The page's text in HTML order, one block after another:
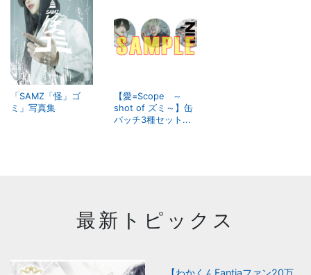
「SAMZ「怪」ゴ
ミ」写真集
【愛=Scope ～
shot of ズミ～】缶
バッチ3種セット...
最新トピックス